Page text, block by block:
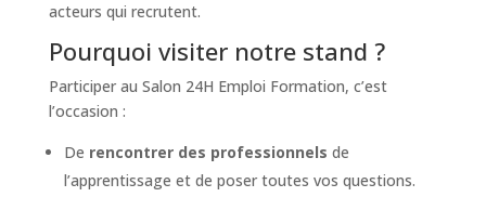
acteurs qui recrutent.
Pourquoi visiter notre stand ?
Participer au Salon 24H Emploi Formation, c’est
l’occasion :
De rencontrer des professionnels de
l’apprentissage et de poser toutes vos questions.